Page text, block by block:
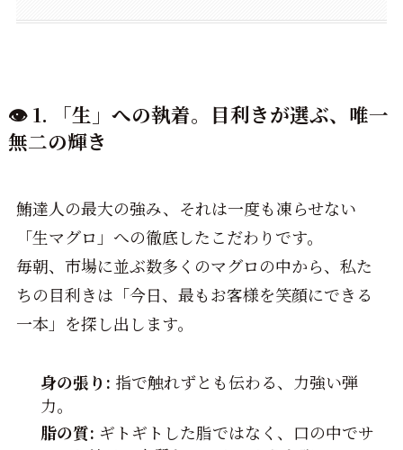
👁️ 1. 「生」への執着。目利きが選ぶ、唯一
無二の輝き
鮪達人の最大の強み、それは一度も凍らせない
「生マグロ」への徹底したこだわりです。
毎朝、市場に並ぶ数多くのマグロの中から、私た
ちの目利きは「今日、最もお客様を笑顔にできる
一本」を探し出します。
身の張り: 指で触れずとも伝わる、力強い弾
力。
脂の質: ギトギトした脂ではなく、口の中でサ